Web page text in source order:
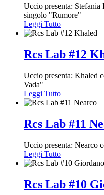
Uccio presenta:
singolo "Rumore"
Leggi Tutto
Rcs Lab #12
Uccio presenta: Khaled
Vada"
Leggi Tutto
Rcs Lab #11
Uccio presenta: Nearco
Leggi Tutto
Rcs Lab #10